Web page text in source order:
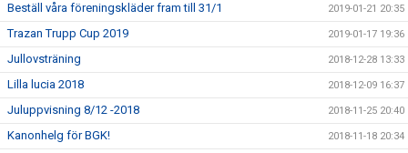
Beställ våra föreningskläder fram till 31/1 2019-01-21 20:35
Trazan Trupp Cup 2019 2019-01-17 19:36
Jullovsträning 2018-12-28 13:33
Lilla lucia 2018 2018-12-09 16:37
Juluppvisning 8/12 -2018 2018-11-25 20:40
Kanonhelg för BGK! 2018-11-18 20:34